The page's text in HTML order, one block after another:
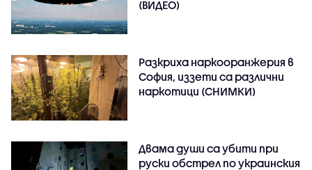
(ВИДЕО)
Разкриха наркооранжерия в
София, иззети са различни
наркотици (СНИМКИ)
Двама души са убити при
руски обстрeл по украинския